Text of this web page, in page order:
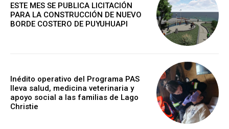
ESTE MES SE PUBLICA LICITACIÓN
PARA LA CONSTRUCCIÓN DE NUEVO
BORDE COSTERO DE PUYUHUAPI
Inédito operativo del Programa PAS
lleva salud, medicina veterinaria y
apoyo social a las familias de Lago
Christie